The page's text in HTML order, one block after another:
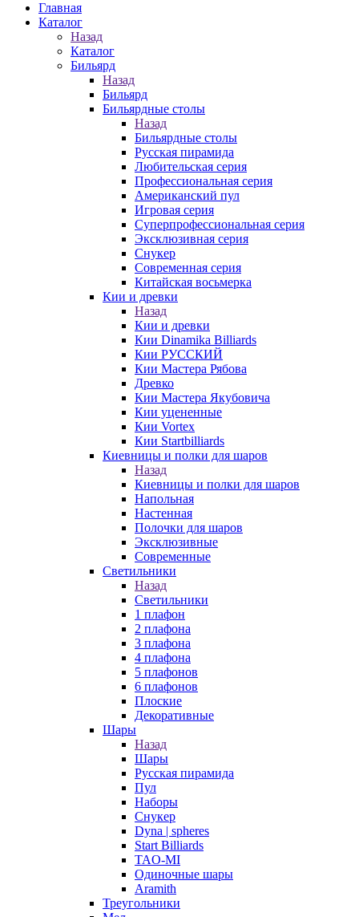
Главная
Каталог
Назад
Каталог
Бильярд
Назад
Бильярд
Бильярдные столы
Назад
Бильярдные столы
Русская пирамида
Любительская серия
Профессиональная серия
Американский пул
Игровая серия
Суперпрофессиональная серия
Эксклюзивная серия
Снукер
Современная серия
Китайская восьмерка
Кии и древки
Назад
Кии и древки
Кии Dinamika Billiards
Кии РУССКИЙ
Кии Мастера Рябова
Древко
Кии Мастера Якубовича
Кии уцененные
Кии Vortex
Кии Startbilliards
Киевницы и полки для шаров
Назад
Киевницы и полки для шаров
Напольная
Настенная
Полочки для шаров
Эксклюзивные
Современные
Светильники
Назад
Светильники
1 плафон
2 плафона
3 плафона
4 плафона
5 плафонов
6 плафонов
Плоские
Декоративные
Шары
Назад
Шары
Русская пирамида
Пул
Наборы
Снукер
Dyna | spheres
Start Billiards
TAO-MI
Одиночные шары
Aramith
Треугольники